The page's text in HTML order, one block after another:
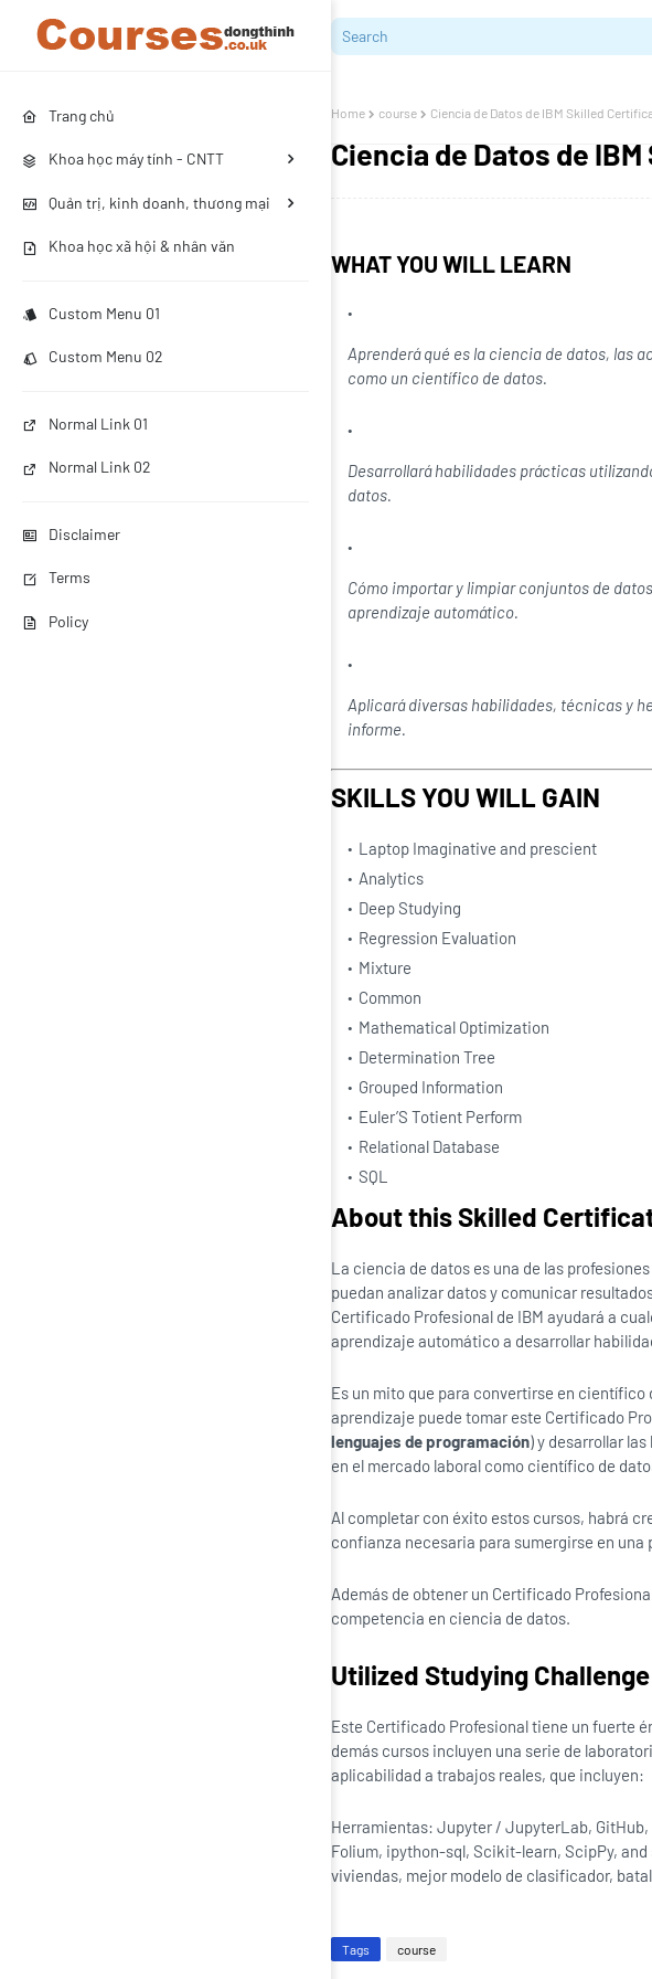
Trang chủ
Khoa học máy tính - CNTT
Quản trị, kinh doanh, thương mại
Khoa học xã hội & nhân văn
Custom Menu 01
Custom Menu 02
Normal Link 01
Normal Link 02
Disclaimer
Terms
Policy
Home course Ciencia de Datos de IBM Skilled
Ciencia de Datos de
WHAT YOU WILL LEARN
Aprenderá qué es la ciencia de datos, las
como un científico de datos.
Desarrollará habilidades prácticas
datos.
Cómo importar y limpiar conjuntos de
aprendizaje automático.
Aplicará diversas habilidades, técnicas y
informe.
SKILLS YOU WILL GAIN
Laptop Imaginative and prescient
Analytics
Deep Studying
Regression Evaluation
Mixture
Common
Mathematical Optimization
Determination Tree
Grouped Information
Euler’S Totient Perform
Relational Database
SQL
About this Skilled
La ciencia de datos es una de las
puedan analizar datos y comunicar
Certificado Profesional de IBM ayudará a
aprendizaje automático a desarrollar
Es un mito que para convertirse en
aprendizaje puede tomar este Certificado
lenguajes de programación) y desarrollar
en el mercado laboral como científico de
Al completar con éxito estos cursos, habrá
confianza necesaria para sumergirse en
Además de obtener un Certificado
competencia en ciencia de datos.
Utilized Studying Challenge
Este Certificado Profesional tiene un fuerte
demás cursos incluyen una serie de
aplicabilidad a trabajos reales, que incluyen:
Herramientas: Jupyter / JupyterLab,
Folium, ipython-sql, Scikit-learn, ScipPy,
viviendas, mejor modelo de clasificador,
Tags course